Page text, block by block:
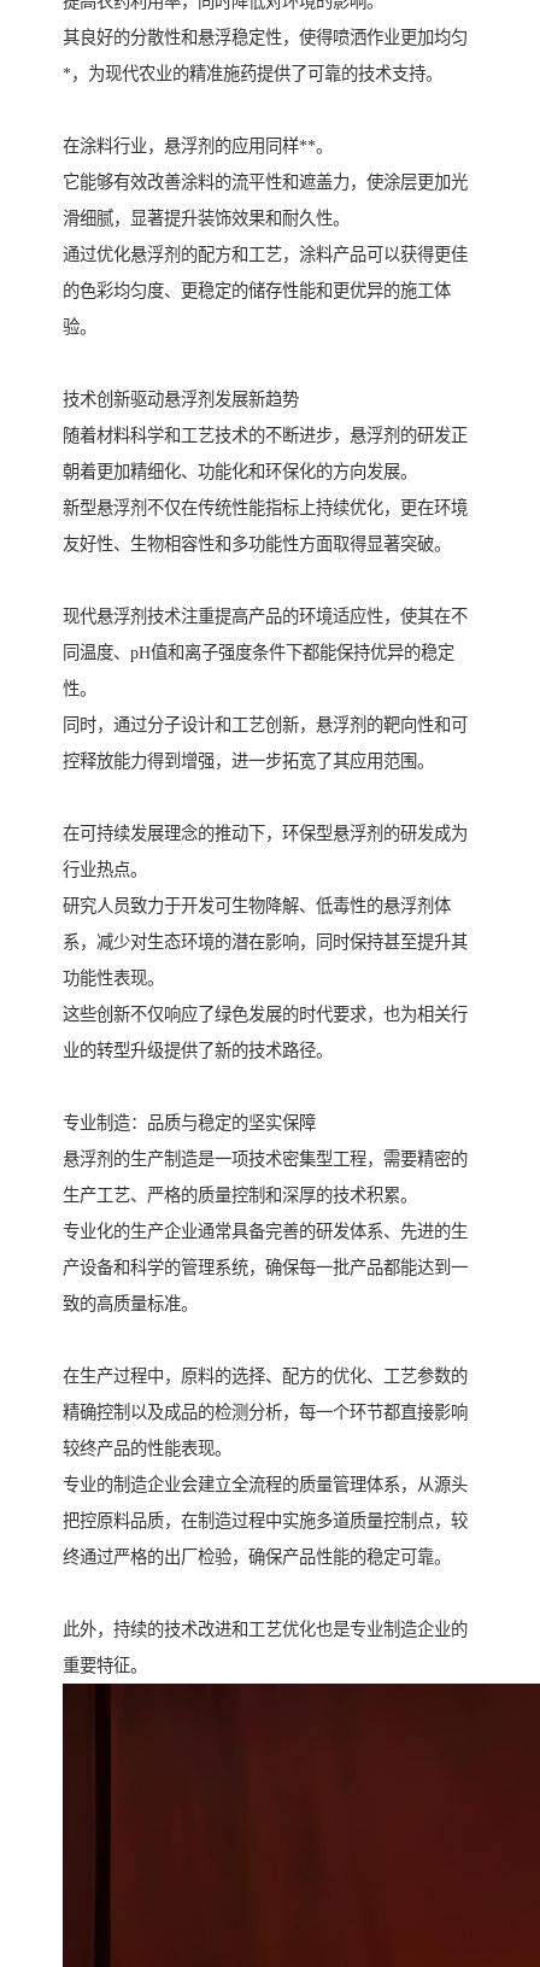
其良好的分散性和悬浮稳定性，使得喷洒作业更加均匀
*，为现代农业的精准施药提供了可靠的技术支持。
在涂料行业，悬浮剂的应用同样**。
它能够有效改善涂料的流平性和遮盖力，使涂层更加光
滑细腻，显著提升装饰效果和耐久性。
通过优化悬浮剂的配方和工艺，涂料产品可以获得更佳
的色彩均匀度、更稳定的储存性能和更优异的施工体
验。
技术创新驱动悬浮剂发展新趋势
随着材料科学和工艺技术的不断进步，悬浮剂的研发正
朝着更加精细化、功能化和环保化的方向发展。
新型悬浮剂不仅在传统性能指标上持续优化，更在环境
友好性、生物相容性和多功能性方面取得显著突破。
现代悬浮剂技术注重提高产品的环境适应性，使其在不
同温度、pH值和离子强度条件下都能保持优异的稳定
性。
同时，通过分子设计和工艺创新，悬浮剂的靶向性和可
控释放能力得到增强，进一步拓宽了其应用范围。
在可持续发展理念的推动下，环保型悬浮剂的研发成为
行业热点。
研究人员致力于开发可生物降解、低毒性的悬浮剂体
系，减少对生态环境的潜在影响，同时保持甚至提升其
功能性表现。
这些创新不仅响应了绿色发展的时代要求，也为相关行
业的转型升级提供了新的技术路径。
专业制造：品质与稳定的坚实保障
悬浮剂的生产制造是一项技术密集型工程，需要精密的
生产工艺、严格的质量控制和深厚的技术积累。
专业化的生产企业通常具备完善的研发体系、先进的生
产设备和科学的管理系统，确保每一批产品都能达到一
致的高质量标准。
在生产过程中，原料的选择、配方的优化、工艺参数的
精确控制以及成品的检测分析，每一个环节都直接影响
较终产品的性能表现。
专业的制造企业会建立全流程的质量管理体系，从源头
把控原料品质，在制造过程中实施多道质量控制点，较
终通过严格的出厂检验，确保产品性能的稳定可靠。
此外，持续的技术改进和工艺优化也是专业制造企业的
重要特征。